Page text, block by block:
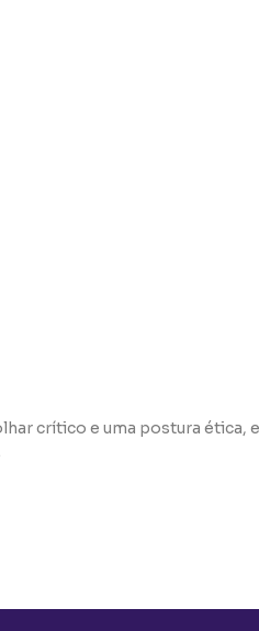
crítico e uma postura ética,